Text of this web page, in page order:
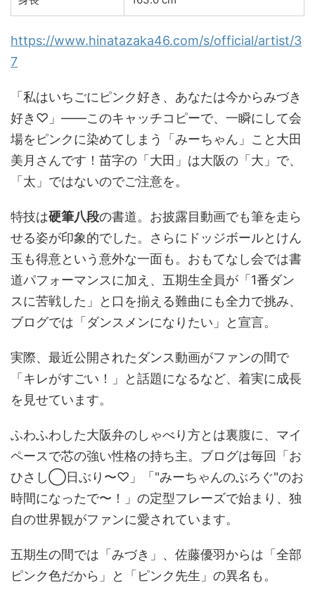
https://www.hinatazaka46.com/s/official/artist/3
7
「私はいちごにピンク好き、あなたは今からみづき
好き♡」――このキャッチコピーで、一瞬にして会
場をピンクに染めてしまう「みーちゃん」こと大田
美月さんです！苗字の「大田」は大阪の「大」で、
「太」ではないのでご注意を。
特技は硬筆八段の書道。お披露目動画でも筆を走ら
せる姿が印象的でした。さらにドッジボールとけん
玉も得意という意外な一面も。おもてなし会では書
道パフォーマンスに加え、五期生全員が「1番ダン
スに苦戦した」と口を揃える難曲にも全力で挑み、
ブログでは「ダンスメンになりたい」と宣言。
実際、最近公開されたダンス動画がファンの間で
「キレがすごい！」と話題になるなど、着実に成長
を見せています。
ふわふわした大阪弁のしゃべり方とは裏腹に、マイ
ペースで芯の強い性格の持ち主。ブログは毎回「お
ひさし◯日ぶり〜♡」「"みーちゃんのぶろぐ"のお
時間になったで〜！」の定型フレーズで始まり、独
自の世界観がファンに愛されています。
五期生の間では「みづき」、佐藤優羽からは「全部
ピンク色だから」と「ピンク先生」の異名も。